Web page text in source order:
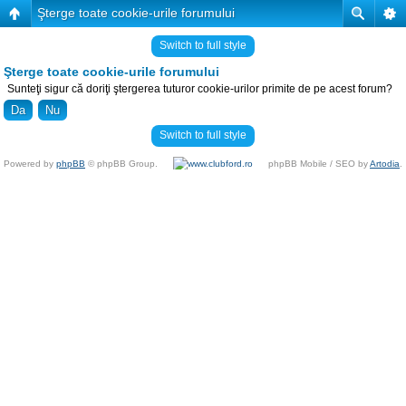
Şterge toate cookie-urile forumului
Switch to full style
Şterge toate cookie-urile forumului
Sunteţi sigur că doriţi ştergerea tuturor cookie-urilor primite de pe acest forum?
Switch to full style
Powered by phpBB © phpBB Group. phpBB Mobile / SEO byArtodia